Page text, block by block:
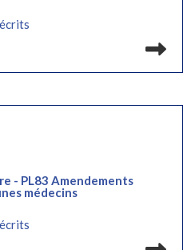
- PL83 Amendements
médecins